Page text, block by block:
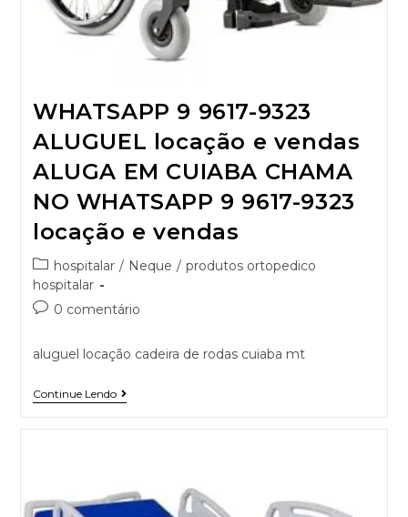
WHATSAPP 9 9617-9323
ALUGUEL locação e vendas
ALUGA EM CUIABA CHAMA
NO WHATSAPP 9 9617-9323
locação e vendas
hospitalar / Neque / produtos ortopedico
hospitalar
0 comentário
aluguel locação cadeira de rodas cuiaba mt
Continue Lendo